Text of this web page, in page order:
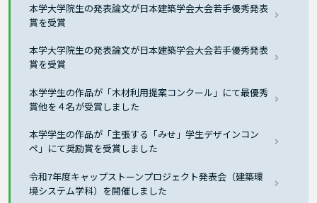
本学大学院生の発表論文が日本建築学会大会若手優秀発表
賞を受賞
本学大学院生の発表論文が日本建築学会大会若手優秀発表
賞を受賞
本学学生の作品が「木材利用提案コンクール」にて最優秀
賞他を４名が受賞しました
本学学生の作品が「主張する「みせ」学生デザインコン
ペ」にて奨励賞を受賞しました
令和7年度キャップストーンプロジェクト発表会（建築環
境システム学科）を開催しました